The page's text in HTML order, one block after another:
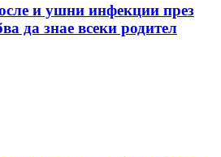
и ушни инфекции през
да знае всеки родител